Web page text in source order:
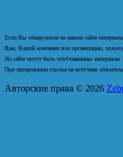
Если Вы обнаружили на нашем сайте
Вам, Вашей компании или организации,
На сайте могут быть опубликованы материалы
При цитировании ссылка на источник
Авторские права © 2026